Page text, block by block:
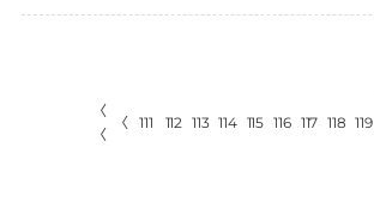
〈
〈
〈 111 112 113 114 115 116 117 118 119